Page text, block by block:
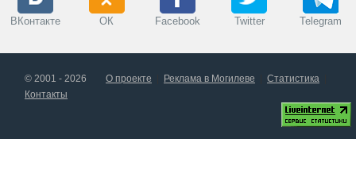
ВКонтакте ОК Facebook Twitter Telegram
© 2001 - 2026 О проекте Реклама в Могилеве
Статистика
Контакты